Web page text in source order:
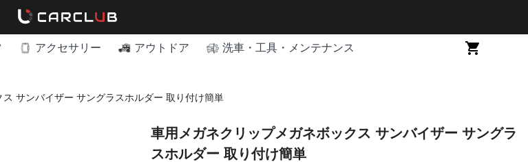
アクセサリー アウトドア 洗車・工具・メンテナンス
サンバイザー サングラスホルダー 取り付け簡単
車用メガネクリップメガネボックス サンバイザー サングラ
スホルダー 取り付け簡単